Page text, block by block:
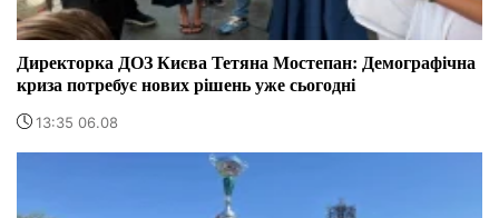
Директорка ДОЗ Києва Тетяна Мостепан: Демографічна
криза потребує нових рішень уже сьогодні
13:35 06.08